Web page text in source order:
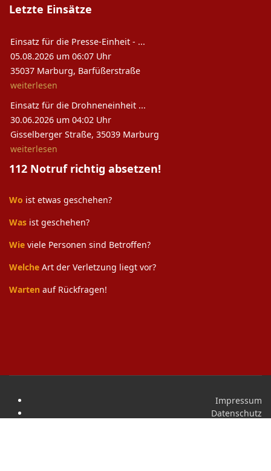
Letzte Einsätze
Einsatz für die Presse-Einheit - ...
05.08.2026 um 06:07 Uhr
35037 Marburg, Barfüßerstraße
weiterlesen
Einsatz für die Drohneneinheit ...
30.06.2026 um 04:02 Uhr
Gisselberger Straße, 35039 Marburg
weiterlesen
112 Notruf richtig absetzen!
Wo ist etwas geschehen?
Was ist geschehen?
Wie viele Personen sind Betroffen?
Welche Art der Verletzung liegt vor?
Warten auf Rückfragen!
Impressum
Datenschutz